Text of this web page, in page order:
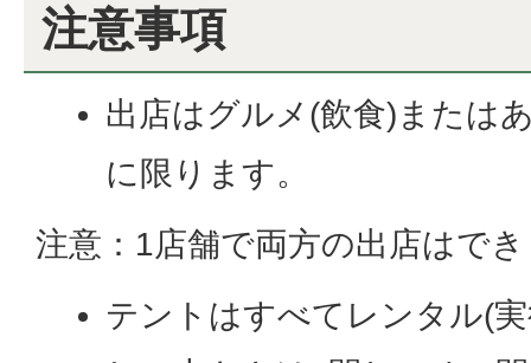
注意事項
出店はグルメ(飲食)または
に限ります。
注意：1店舗で両方の出店はで
テントはすべてレンタル(